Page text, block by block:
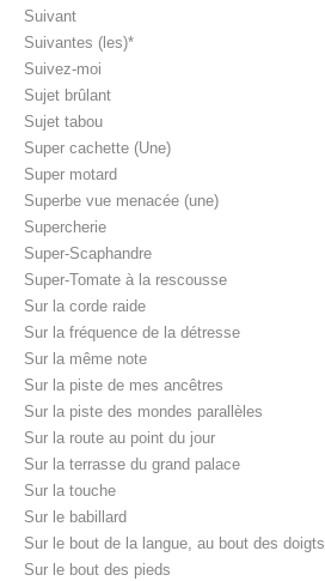
Suivant
Suivantes (les)*
Suivez-moi
Sujet brûlant
Sujet tabou
Super cachette (Une)
Super motard
Superbe vue menacée (une)
Supercherie
Super-Scaphandre
Super-Tomate à la rescousse
Sur la corde raide
Sur la fréquence de la détresse
Sur la même note
Sur la piste de mes ancêtres
Sur la piste des mondes parallèles
Sur la route au point du jour
Sur la terrasse du grand palace
Sur la touche
Sur le babillard
Sur le bout de la langue, au bout des doigts
Sur le bout des pieds